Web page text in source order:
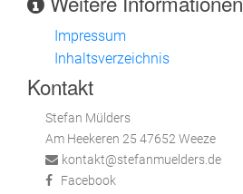
Impressum
Inhaltsverzeichnis
Kontakt
Stefan Mülders
Am Heekeren 25 47652 Weeze
kontakt@stefanmuelders.de
Facebook